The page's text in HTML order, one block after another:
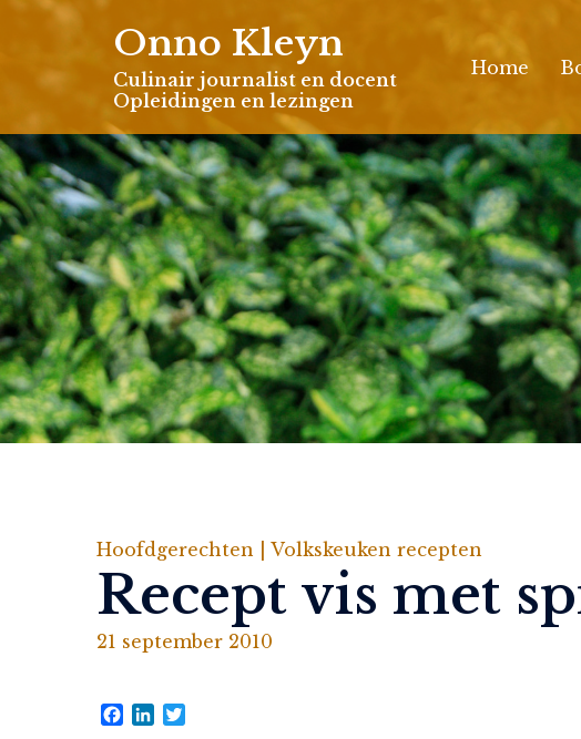
Skip
content
Onno Kleyn
Culinair journalist en docent
Opleidingen en lezingen
Home
Hoofdgerechten | Volkskeuken recepten
Recept vis met
21 september 2010
Facebook
LinkedIn